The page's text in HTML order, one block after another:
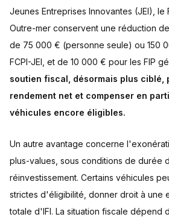
Jeunes Entreprises Innovantes (JEI), le
Outre-mer conservent une réduction
de 75 000 € (personne seule) ou 150
FCPI-JEI, et de 10 000 € pour les FIP
soutien fiscal, désormais plus ciblé,
rendement net et compenser en
véhicules encore éligibles.
Un autre avantage concerne
plus-values, sous conditions de durée
réinvestissement. Certains véhicules
strictes d'éligibilité, donner droit à une
totale d'IFI. La situation fiscale dépend